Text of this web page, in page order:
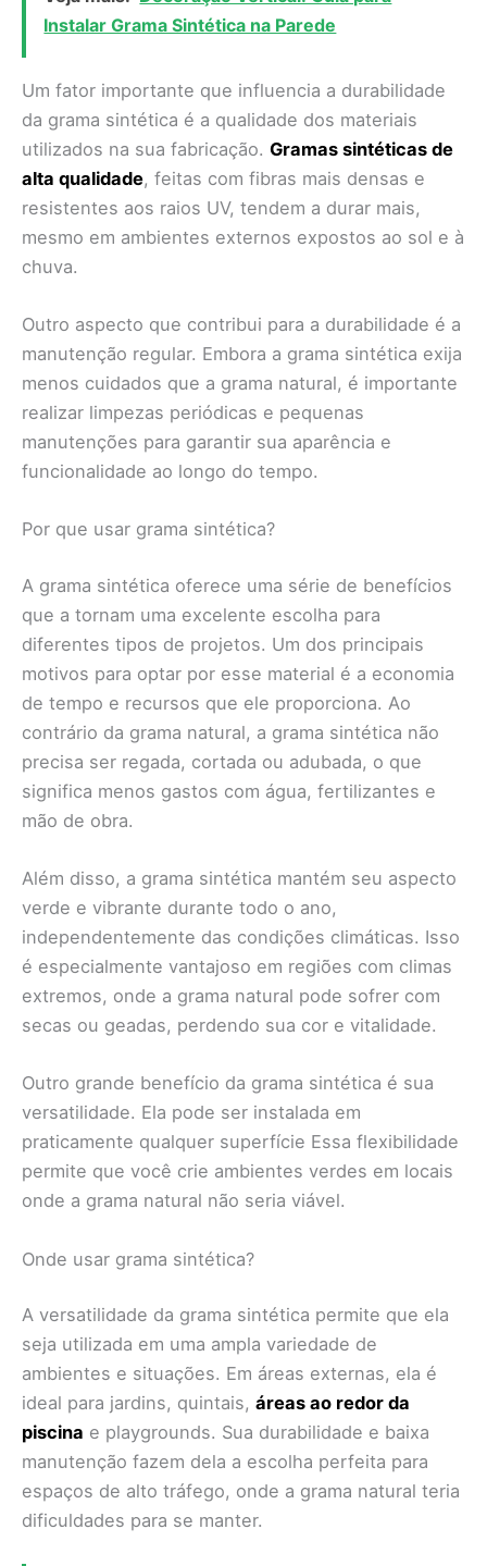
Instalar Grama Sintética na Parede
Um fator importante que influencia a durabilidade
da grama sintética é a qualidade dos materiais
utilizados na sua fabricação. Gramas sintéticas de
alta qualidade, feitas com fibras mais densas e
resistentes aos raios UV, tendem a durar mais,
mesmo em ambientes externos expostos ao sol e à
chuva.
Outro aspecto que contribui para a durabilidade é a
manutenção regular. Embora a grama sintética exija
menos cuidados que a grama natural, é importante
realizar limpezas periódicas e pequenas
manutenções para garantir sua aparência e
funcionalidade ao longo do tempo.
Por que usar grama sintética?
A grama sintética oferece uma série de benefícios
que a tornam uma excelente escolha para
diferentes tipos de projetos. Um dos principais
motivos para optar por esse material é a economia
de tempo e recursos que ele proporciona. Ao
contrário da grama natural, a grama sintética não
precisa ser regada, cortada ou adubada, o que
significa menos gastos com água, fertilizantes e
mão de obra.
Além disso, a grama sintética mantém seu aspecto
verde e vibrante durante todo o ano,
independentemente das condições climáticas. Isso
é especialmente vantajoso em regiões com climas
extremos, onde a grama natural pode sofrer com
secas ou geadas, perdendo sua cor e vitalidade.
Outro grande benefício da grama sintética é sua
versatilidade. Ela pode ser instalada em
praticamente qualquer superfície Essa flexibilidade
permite que você crie ambientes verdes em locais
onde a grama natural não seria viável.
Onde usar grama sintética?
A versatilidade da grama sintética permite que ela
seja utilizada em uma ampla variedade de
ambientes e situações. Em áreas externas, ela é
ideal para jardins, quintais, áreas ao redor da
piscina e playgrounds. Sua durabilidade e baixa
manutenção fazem dela a escolha perfeita para
espaços de alto tráfego, onde a grama natural teria
dificuldades para se manter.